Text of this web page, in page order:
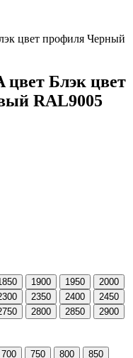
цвет профиля Черный
цвет Блэк цвет
RAL9005
1900 1950
2000
2350 2400
2450
2800 2850
2900
700 750 800 850